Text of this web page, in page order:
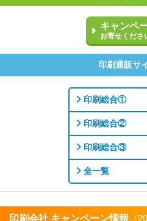
キャンペ
お寄せくださ
印刷通販サ
印刷総合①
印刷総合②
印刷総合③
全一覧
印刷会社 キャンペーン情報 （